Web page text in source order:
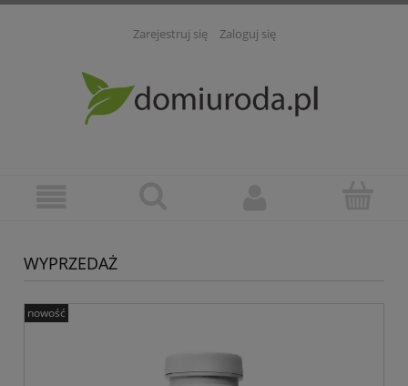
Zarejestruj się Zaloguj się
WYPRZEDAŻ
nowość